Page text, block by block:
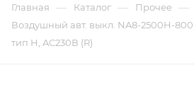
Главная — Каталог — Прочее —
Воздушный авт. выкл. NA8-2500H-
тип H, AC230В (R)